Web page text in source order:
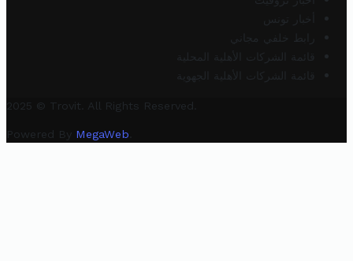
أخبار تونس
رابط خلفي مجاني
قائمة الشركات الأهلية المحلية
قائمة الشركات الأهلية الجهوية
2025 © Trovit. All Rights Reserved.
Powered By MegaWeb